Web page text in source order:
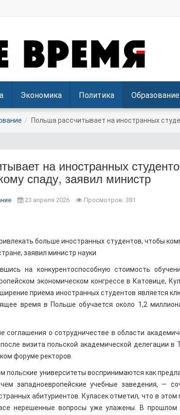
Экономика Политика Образование
Польша рассчитывает на иностранных
на иностранных
спаду, заявил министр
23 апреля 2026 Просмотров: 381
больше иностранных студентов, чтобы
заявил министр науки
на конкурентоспособную стоимость
экономическом конгрессе в Катовице,
приема иностранных студентов является
время в Польше обучается около 1,2
соглашения о сотрудничестве в области
визита польской академической делегации
форуме ректоров.
польские университеты воспринимаются как
западноевропейские учебные заведения, —
абитуриентов. Куласек отметил, что в
нерешенные вопросы уже улажены. В